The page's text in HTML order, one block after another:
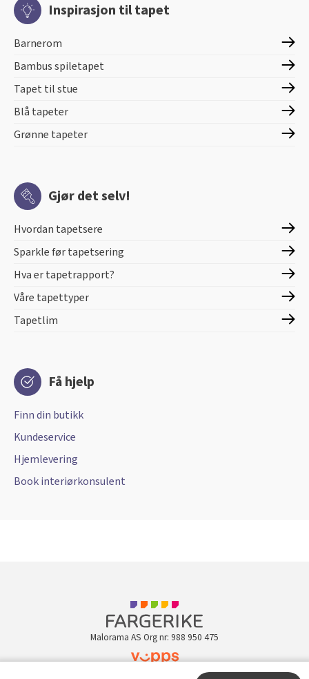
Inspirasjon til tapet
Barnerom
Bambus spiletapet
Tapet til stue
Blå tapeter
Grønne tapeter
Gjør det selv!
Hvordan tapetsere
Sparkle før tapetsering
Hva er tapetrapport?
Våre tapettyper
Tapetlim
Få hjelp
Finn din butikk
Kundeservice
Hjemlevering
Book interiørkonsulent
Malorama AS Org nr: 988 950 475